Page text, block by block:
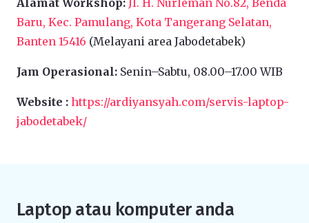
Alamat Workshop: Jl. H. Nurleman No.82, Benda
Baru, Kec. Pamulang, Kota Tangerang Selatan,
Banten 15416 (Melayani area Jabodetabek)
Jam Operasional: Senin–Sabtu, 08.00–17.00 WIB
Website : https://ardiyansyah.com/servis-laptop-
jabodetabek/
Laptop atau komputer anda